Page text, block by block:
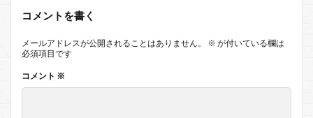
コメントを書く
メールアドレスが公開されることはありません。 ※ が付いている欄は
必須項目です
コメント ※